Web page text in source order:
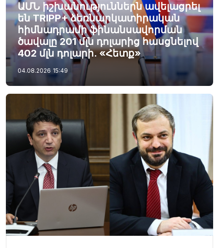
ԱՄՆ իշխանություններն ավելացրել
են TRIPP+ ձեռնարկատիրական
հիմնադրամի ֆինանսավորման
ծավալը 201 մլն դոլարից հասցնելով
402 մլն դոլարի. «Հետք»
04.08.2026 15:49